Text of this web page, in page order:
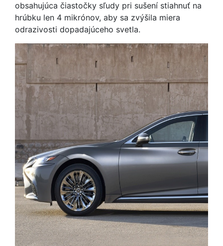
obsahujúca čiastočky sľudy pri sušení stiahnuť na
hrúbku len 4 mikrónov, aby sa zvýšila miera
odrazivosti dopadajúceho svetla.